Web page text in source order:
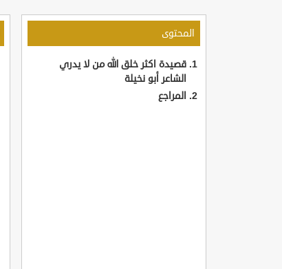
المحتوى
قصيدة اكثر خلق الله من لا يدري
الشاعر أبو نخيلة
المراجع